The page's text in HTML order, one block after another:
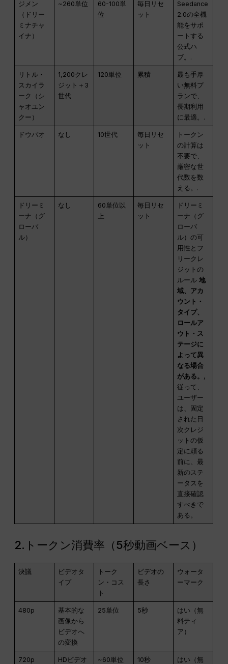
ジメン
（ドリー
ミナチャ
イナ）
~260単位
60-100単
位
毎日リセ
ット
Seedance
2.0の全機
能をサポ
ートする
公式ハ
ブ。.
リトル・
スカイラ
ーク（シ
ャオユン
クー）
1,200クレ
ジット＋3
世代
120単位 累積
最も手厚
い無料プ
ランで、
長期利用
に最適。.
ドウバオ なし 10世代
毎日リセ
ット
トークン
の計算は
不要で、
厳密な世
代数を数
える。.
ドリーミ
ーナ（グ
ローバ
ル）
なし
60単位以
上
毎日リセ
ット
ドリーミ
ーナ（グ
ローバ
ル）の可
用性とフ
リークレ
ジットの
ルール 地
域、アカ
ウント・
タイプ、
ロールア
ウト・ス
テージに
よって異
なる場合
がある。 ,
従って、
ユーザー
は、固定
された日
次クレジ
ットの仮
定に頼る
前に、最
新のステ
ータスを
直接確認
すべきで
ある。
2.トークン消費率（5秒動画ベース）
決議
ビデオタ
イプ
トーク
ン・コス
ト
ビデオの
長さ
ウォータ
ーマーク
480p
基本的な
画像から
ビデオへ
の変換
25単位 5秒
はい（無
料ティ
ア）
720p HDビデオ ~60単位 10秒
はい（無